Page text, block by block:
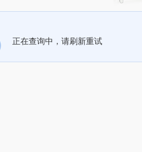
正在查询中，请刷新重试